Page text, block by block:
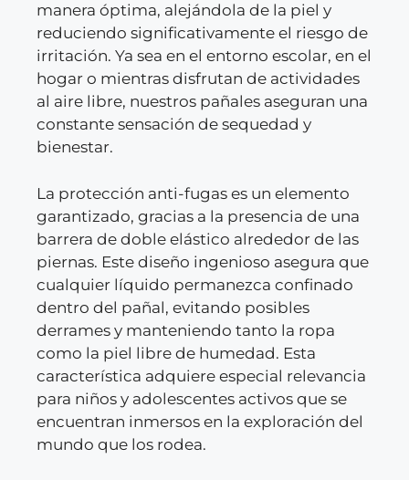
manera óptima, alejándola de la piel y
reduciendo significativamente el riesgo de
irritación. Ya sea en el entorno escolar, en el
hogar o mientras disfrutan de actividades
al aire libre, nuestros pañales aseguran una
constante sensación de sequedad y
bienestar.
La protección anti-fugas es un elemento
garantizado, gracias a la presencia de una
barrera de doble elástico alrededor de las
piernas. Este diseño ingenioso asegura que
cualquier líquido permanezca confinado
dentro del pañal, evitando posibles
derrames y manteniendo tanto la ropa
como la piel libre de humedad. Esta
característica adquiere especial relevancia
para niños y adolescentes activos que se
encuentran inmersos en la exploración del
mundo que los rodea.